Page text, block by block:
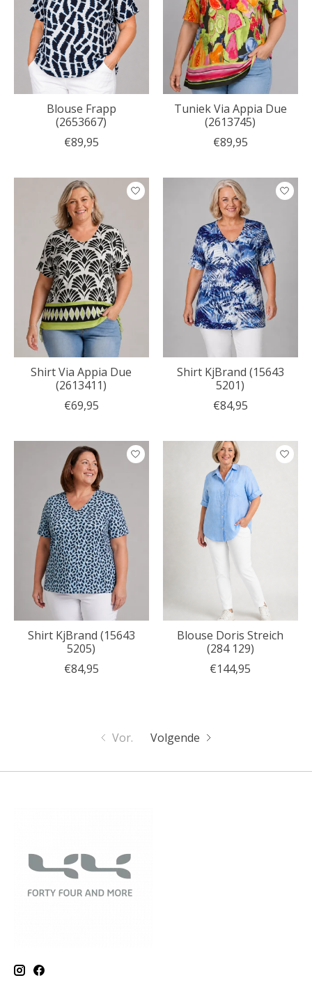
Blouse Frapp
(2653667)
€89,95
Tuniek Via Appia Due
(2613745)
€89,95
Shirt Via Appia Due
(2613411)
€69,95
Shirt KjBrand (15643
5201)
€84,95
Shirt KjBrand (15643
5205)
€84,95
Blouse Doris Streich
(284 129)
€144,95
Vor. Volgende